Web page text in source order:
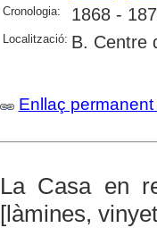
Cronologia: 1868 -
Localització: B. Centre
Enllaç
La Casa en
[làmines,